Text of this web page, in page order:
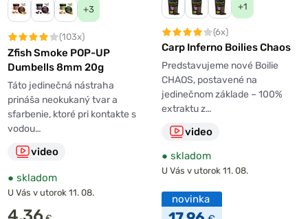
+3
(103x)
Zfish Smoke POP-UP
Dumbells 8mm 20g
Táto jedinečná nástraha
prináša neokukaný tvar a
sfarbenie, ktoré pri kontakte s
vodou…
video
● skladom
U Vás v utorok 11. 08.
+1
(6x)
Carp Inferno Boilies Chaos
Predstavujeme nové Boilie
CHAOS, postavené na
jedinečnom základe – 100%
extraktu z…
video
● skladom
U Vás v utorok 11. 08.
novinka